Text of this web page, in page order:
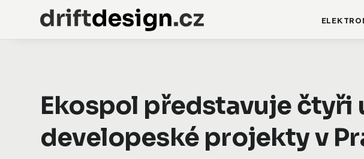
Ekospol představuje čtyři
developeské projekty v